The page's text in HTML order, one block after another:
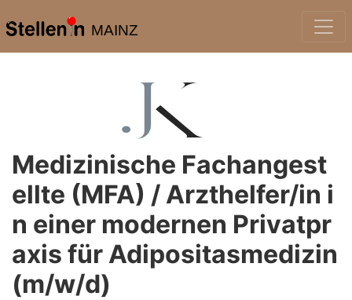
MAINZ
Medizinische Fachangest
ellte (MFA) / Arzthelfer/in i
n einer modernen Privatpr
axis für Adipositasmedizin
(m/w/d)